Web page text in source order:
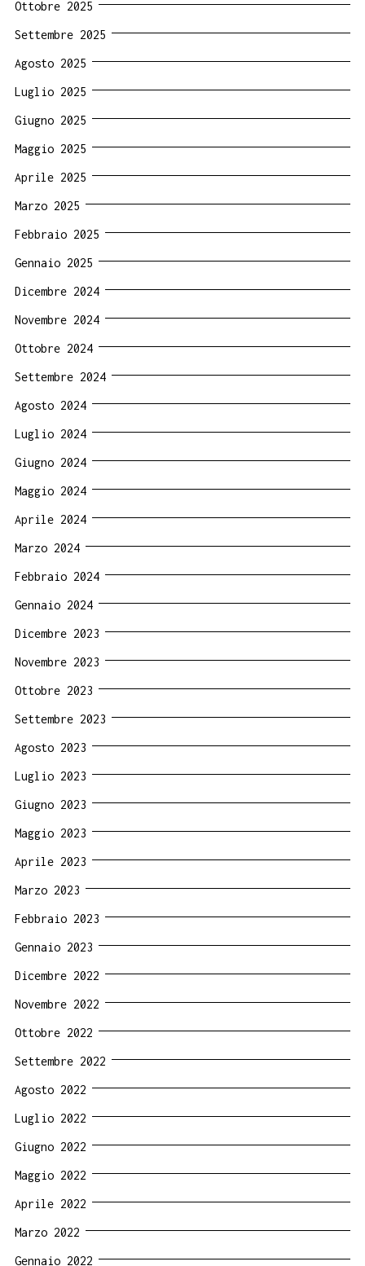
Ottobre 2025
Settembre 2025
Agosto 2025
Luglio 2025
Giugno 2025
Maggio 2025
Aprile 2025
Marzo 2025
Febbraio 2025
Gennaio 2025
Dicembre 2024
Novembre 2024
Ottobre 2024
Settembre 2024
Agosto 2024
Luglio 2024
Giugno 2024
Maggio 2024
Aprile 2024
Marzo 2024
Febbraio 2024
Gennaio 2024
Dicembre 2023
Novembre 2023
Ottobre 2023
Settembre 2023
Agosto 2023
Luglio 2023
Giugno 2023
Maggio 2023
Aprile 2023
Marzo 2023
Febbraio 2023
Gennaio 2023
Dicembre 2022
Novembre 2022
Ottobre 2022
Settembre 2022
Agosto 2022
Luglio 2022
Giugno 2022
Maggio 2022
Aprile 2022
Marzo 2022
Gennaio 2022